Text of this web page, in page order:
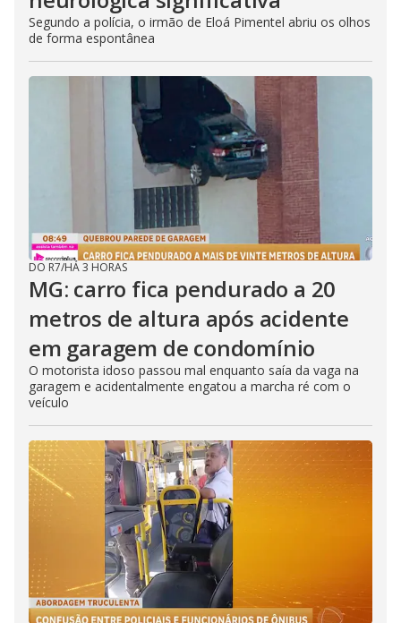
Segundo a polícia, o irmão de Eloá Pimentel abriu os olhos
de forma espontânea
DO R7/HÁ 3 HORAS
MG: carro fica pendurado a 20
metros de altura após acidente
em garagem de condomínio
O motorista idoso passou mal enquanto saía da vaga na
garagem e acidentalmente engatou a marcha ré com o
veículo